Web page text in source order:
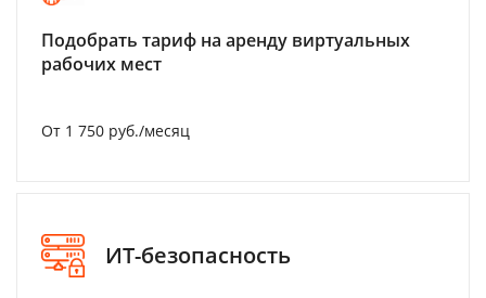
Подобрать тариф на аренду виртуальных
рабочих мест
От 1 750 руб./месяц
ИТ-безопасность